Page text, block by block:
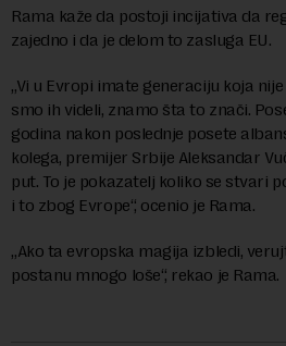
Rama kaže da postoji incijativa da
zajedno i da je delom to zasluga EU.
„Vi u Evropi imate generaciju koja
smo ih videli, znamo šta to znači.
godina nakon poslednje posete
kolega, premijer Srbije Aleksandar
put. To je pokazatelj koliko se stvari
i to zbog Evrope“, ocenio je Rama.
„Ako ta evropska magija izbledi,
postanu mnogo loše“, rekao je Rama.